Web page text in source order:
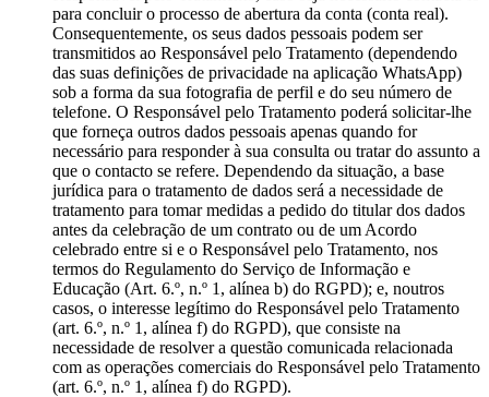
para concluir o processo de abertura da conta (conta real).
Consequentemente, os seus dados pessoais podem ser
transmitidos ao Responsável pelo Tratamento (dependendo
das suas definições de privacidade na aplicação WhatsApp)
sob a forma da sua fotografia de perfil e do seu número de
telefone. O Responsável pelo Tratamento poderá solicitar-lhe
que forneça outros dados pessoais apenas quando for
necessário para responder à sua consulta ou tratar do assunto a
que o contacto se refere. Dependendo da situação, a base
jurídica para o tratamento de dados será a necessidade de
tratamento para tomar medidas a pedido do titular dos dados
antes da celebração de um contrato ou de um Acordo
celebrado entre si e o Responsável pelo Tratamento, nos
termos do Regulamento do Serviço de Informação e
Educação (Art. 6.º, n.º 1, alínea b) do RGPD); e, noutros
casos, o interesse legítimo do Responsável pelo Tratamento
(art. 6.º, n.º 1, alínea f) do RGPD), que consiste na
necessidade de resolver a questão comunicada relacionada
com as operações comerciais do Responsável pelo Tratamento
(art. 6.º, n.º 1, alínea f) do RGPD).